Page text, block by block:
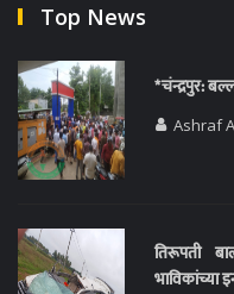
Top News
*चंन्द्रपुर:
Ashraf
तिरूपती
भाविकांच्या